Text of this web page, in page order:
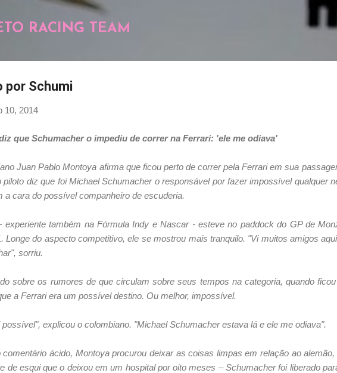
RACING TEAM
por Schumi
10, 2014
que Schumacher o impediu de correr na Ferrari: 'ele me odiava'
Juan Pablo Montoya afirma que ficou perto de correr pela Ferrari em sua
piloto diz que foi Michael Schumacher o responsável por fazer impossível qualquer
a cara do possível companheiro de escuderia.
experiente também na Fórmula Indy e Nascar - esteve no paddock do GP de
Longe do aspecto competitivo, ele se mostrou mais tranquilo. "Vi muitos amigos
sorriu.
sobre os rumores de que circulam sobre seus tempos na categoria, quando
a Ferrari era um possível destino. Ou melhor, impossível.
possível", explicou o colombiano. "Michael Schumacher estava lá e ele me odiava".
comentário ácido, Montoya procurou deixar as coisas limpas em relação ao
de esqui que o deixou em um hospital por oito meses – Schumacher foi liberado